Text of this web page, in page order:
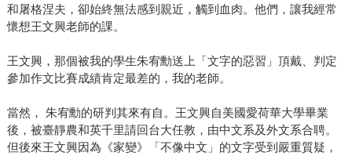
和屠格涅夫，卻始終無法感到親近，觸到血肉。他們，讓我經常
懷想王文興老師的課。
王文興，那個被我的學生朱宥勳送上「文字的惡習」頂戴、判定
參加作文比賽成績肯定最差的，我的老師。
當然， 朱宥勳的研判其來有自。王文興自美國愛荷華大學畢業
後，被臺靜農和英千里請回台大任教，由中文系及外文系合聘。
但後來王文興因為《家變》「不像中文」的文字受到嚴重質疑，